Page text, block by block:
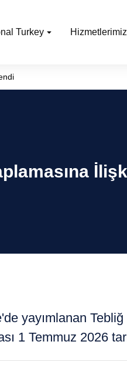
Turkey Hizmetlerimiz
yayımlanan
1 Temmuz 2026